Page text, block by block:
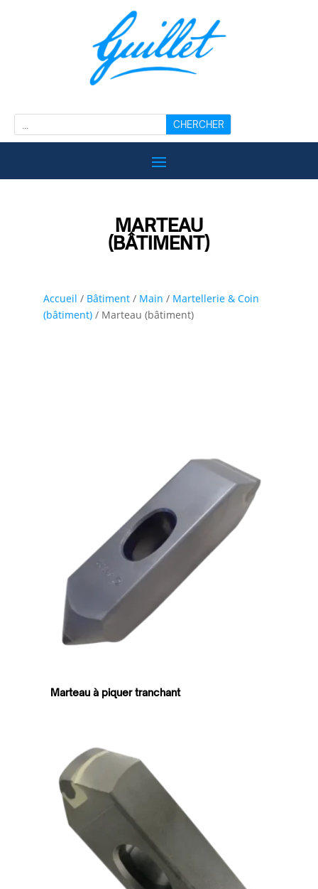
MARTEAU
(BÂTIMENT)
Accueil / Bâtiment/ Main / Martellerie & Coin
(bâtiment)/ Marteau (bâtiment)
Marteau à piquer tranchant